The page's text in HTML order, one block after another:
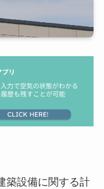
築設備に関する計